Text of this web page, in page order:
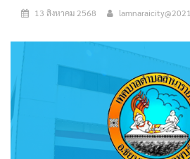
13 สิงหาคม 2568 lamnaraicity@2021